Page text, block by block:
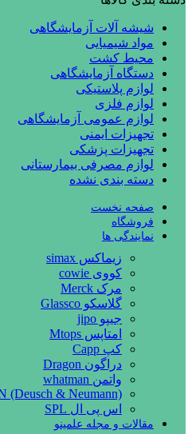
شیشه آلات آزمایشگاهی
مواد شیمیایی
محیط کشت
دستگاه آزمایشگاهی
لوازم پلاستیکی
لوازم فلزی
لوازم عمومی آزمایشگاهی
تجهیزات ایمنی
تجهیزات پزشکی
لوازم مصرفی بیمارستانی
دسته بندی نشده
صفحه نخست
فروشگاه
نمایندگی ها
زیماکس simax
کووی cowie
مرک Merck
گلاسکو Glassco
جیپو jipo
امتاپس Mtops
کپ Capp
دراگون Dragon
واتمن whatman
(Deusch & Neumann)
اس پی ال SPL
مقالات و مجله علمینو